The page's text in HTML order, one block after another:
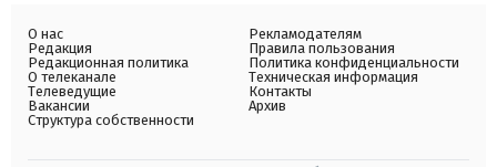
О нас
Редакция
Редакционная политика
О телеканале
Телеведущие
Вакансии
Структура собственности
Рекламодателям
Правила пользования
Политика конфиденциальности
Техническая информация
Контакты
Архив